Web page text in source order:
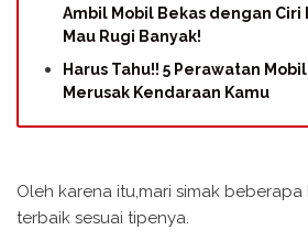
Ambil Mobil Bekas dengan Ciri
Mau Rugi Banyak!
Harus Tahu!! 5 Perawatan
Merusak Kendaraan Kamu
Oleh karena itu,mari simak
terbaik sesuai tipenya.